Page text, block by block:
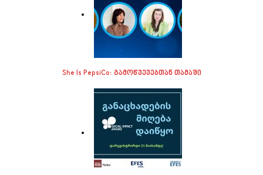
She Is PepsiCo: გამოწვევებთან თამაში